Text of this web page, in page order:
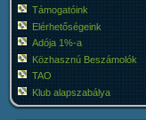
Támogatóink
Elérhetőségeink
Adója 1%-a
Közhasznú Beszámolók
TAO
Klub alapszabálya